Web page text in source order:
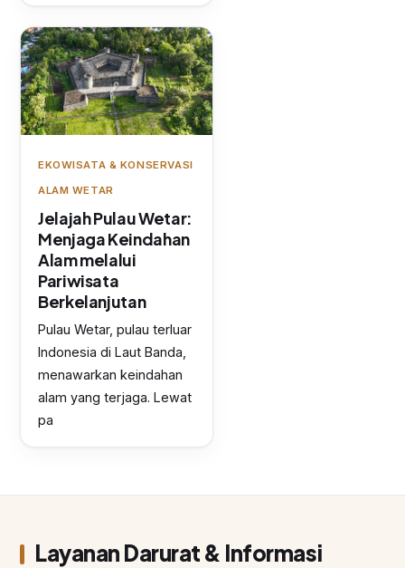
EKOWISATA & KONSERVASI
ALAM WETAR
Jelajah Pulau Wetar:
Menjaga Keindahan
Alam melalui
Pariwisata
Berkelanjutan
Pulau Wetar, pulau terluar
Indonesia di Laut Banda,
menawarkan keindahan
alam yang terjaga. Lewat
pa
Layanan Darurat & Informasi